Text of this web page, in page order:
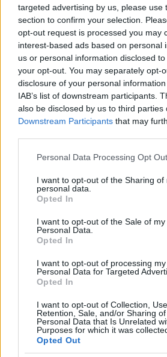
targeted advertising by us, please use
section to confirm your selection.
opt-out request is processed you may
interest-based ads based on personal
us or personal information disclosed
your opt-out. You may separately opt-
disclosure of your personal
IAB’s list of downstream participants.
also be disclosed by us to third parties
Downstream Participants that may
Please note that this website/app uses
not limited to your visit or usage
grant or deny consent to Google and
use your data for below specified
consent section.
Personal Data Processing Opt
I want to opt-out of the Sharing of
personal data.
Opted In
I want to opt-out of the Sale of my
Personal Data.
Opted In
I want to opt-out of processing my
Personal Data for Targeted
Opted In
I want to opt-out of Collection, Use,
Retention, Sale, and/or Sharing
Personal Data that Is Unrelated
Purposes for which it was
Opted Out
08. 05.
EZÉRT
ÁLLANDÓAN AZ
A MEGOLDÁS,
Villámgyors
08. 04.
NEM ECETTEL ÉS NEM
EZZEL LESZ ÚJRA CSILLOGÓ A
A legjobb trükk
RENDKÍVÜL MAGAS ÉRZELMI
Te szoktad?
08. 02.
SOKAN ROSSZUL TÁROLJÁK
Érdemes odafigyelni rá
08. 01.
EGYRE TÖBB FIATALNÁL
VITAMINHIÁNY – ILYEN JELEKRE
Erre figyelj!
24 óra